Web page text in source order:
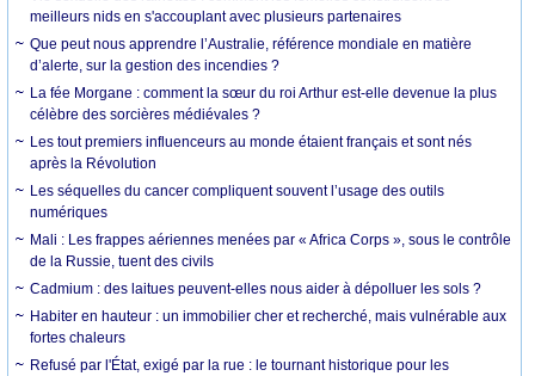
meilleurs nids en s'accouplant avec plusieurs partenaires
Que peut nous apprendre l’Australie, référence mondiale en matière
d’alerte, sur la gestion des incendies ?
La fée Morgane : comment la sœur du roi Arthur est-elle devenue la plus
célèbre des sorcières médiévales ?
Les tout premiers influenceurs au monde étaient français et sont nés
après la Révolution
Les séquelles du cancer compliquent souvent l’usage des outils
numériques
Mali : Les frappes aériennes menées par « Africa Corps », sous le contrôle
de la Russie, tuent des civils
Cadmium : des laitues peuvent-elles nous aider à dépolluer les sols ?
Habiter en hauteur : un immobilier cher et recherché, mais vulnérable aux
fortes chaleurs
Refusé par l'État, exigé par la rue : le tournant historique pour les